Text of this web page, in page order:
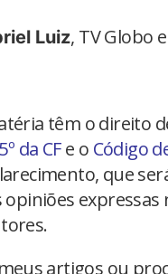
Luiz, TV Globo
têm o direito
da CFe o Código
que
expressas
artigos ou